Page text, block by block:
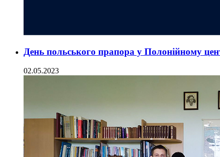
День польського прапора у Полонійному
02.05.2023